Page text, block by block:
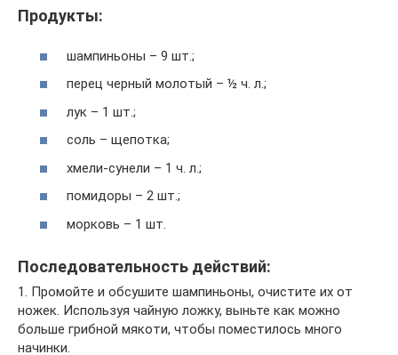
Продукты:
шампиньоны – 9 шт.;
перец черный молотый – ½ ч. л.;
лук – 1 шт.;
соль – щепотка;
хмели-сунели – 1 ч. л.;
помидоры – 2 шт.;
морковь – 1 шт.
Последовательность действий:
1. Промойте и обсушите шампиньоны, очистите их от
ножек. Используя чайную ложку, выньте как можно
больше грибной мякоти, чтобы поместилось много
начинки.